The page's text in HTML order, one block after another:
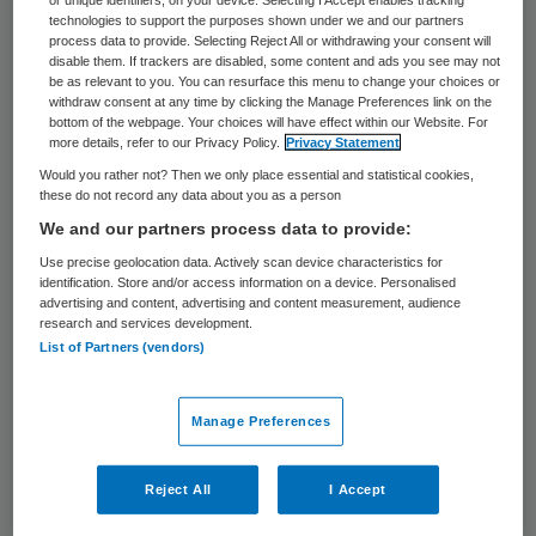
Een 27-jarige man heeft dinsdag een
ravage aangericht bij zorginstelling De
Swaai in Beetsterzwaag waar hij wordt
behandeld. Met een balk vernielde hij 41
geparkeerde auto’s.
De man sloeg autoruiten kapot, sloopte
spiegels en antennes en sloeg deuken in
motorkappen en deuren. Hij werd met
pepperspray overmeesterd en zit vast op
Dat meldde de politie woensdag. Een
psychiater kijkt of de man in staat is een
verklaring af te leggen. De zorginstelling
technologies to support the purposes shown under we and our partners
process data to provide. Selecting Reject All or withdrawing your consent will
disable them. If trackers are disabled, some content and ads you see may not
be as relevant to you. You can resurface this menu to change your choices or
withdraw consent at any time by clicking the Manage Preferences link on the
bottom of the webpage. Your choices will have effect within our Website. For
more details, refer to our Privacy Policy.
Privacy Statement
Would you rather not? Then we only place essential and statistical cookies,
these do not record any data about you as a person
We and our partners process data to provide:
Use precise geolocation data. Actively scan device characteristics for
identification. Store and/or access information on a device. Personalised
advertising and content, advertising and content measurement, audience
research and services development.
List of Partners (vendors)
Manage Preferences
Reject All I Accept